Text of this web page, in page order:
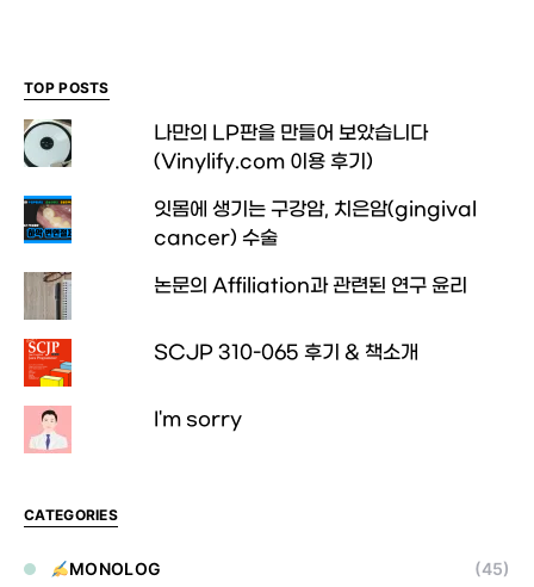
TOP POSTS
나만의 LP판을 만들어 보았습니다
(Vinylify.com 이용 후기)
잇몸에 생기는 구강암, 치은암(gingival
cancer) 수술
논문의 Affiliation과 관련된 연구 윤리
SCJP 310-065 후기 & 책소개
I'm sorry
CATEGORIES
MONOLOG (45)